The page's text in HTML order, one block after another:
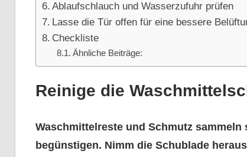
Ablaufschlauch und Wasserzufuhr prüfen
Lasse die Tür offen für eine bessere
Checkliste
Ähnliche Beiträge:
Reinige die
Waschmittelreste und Schmutz
begünstigen. Nimm die Schublade